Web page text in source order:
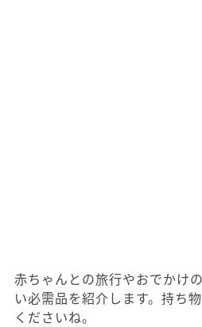
赤ちゃんとの旅行やおでかけ
い必需品を紹介します。持ち
くださいね。